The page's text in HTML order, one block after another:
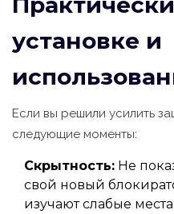
установке и
Если вы решили усилить
следующие моменты:
Скрытность: Не
свой новый
изучают слабые